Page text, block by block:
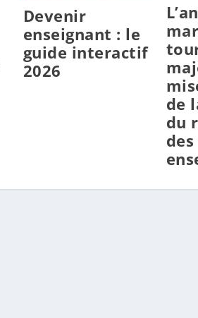
Devenir
enseignant : le
guide interactif
2026
de
du
des